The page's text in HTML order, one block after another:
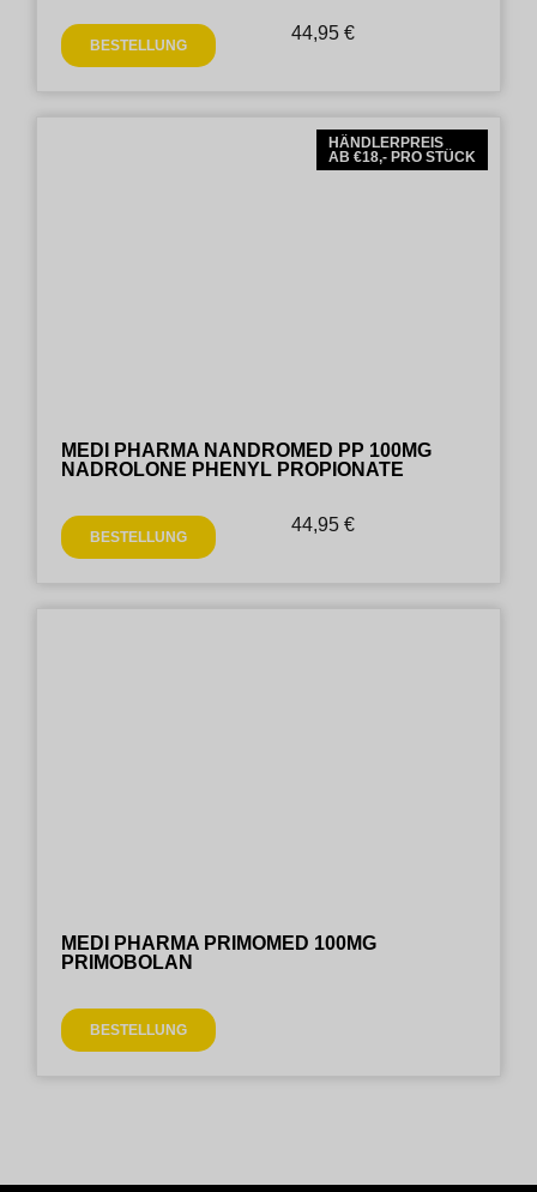
BESTELLUNG
44,95 €
HÄNDLERPREIS
AB €18,- PRO STÜCK
MEDI PHARMA NANDROMED PP 100MG
NADROLONE PHENYL PROPIONATE
BESTELLUNG
44,95 €
MEDI PHARMA PRIMOMED 100MG
PRIMOBOLAN
BESTELLUNG